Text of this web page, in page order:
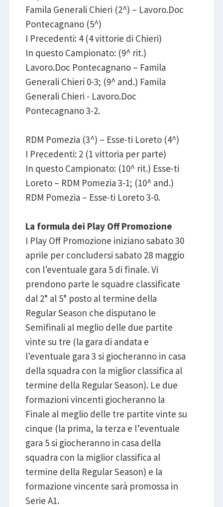
Famila Generali Chieri (2^) – Lavoro.Doc
Pontecagnano (5^)
I Precedenti: 4 (4 vittorie di Chieri)
In questo Campionato: (9^ rit.)
Lavoro.Doc Pontecagnano – Famila
Generali Chieri 0-3; (9^ and.) Famila
Generali Chieri - Lavoro.Doc
Pontecagnano 3-2.
RDM Pomezia (3^) – Esse-ti Loreto (4^)
I Precedenti: 2 (1 vittoria per parte)
In questo Campionato: (10^ rit.) Esse-ti
Loreto – RDM Pomezia 3-1; (10^ and.)
RDM Pomezia – Esse-ti Loreto 3-0.
La formula dei Play Off Promozione
I Play Off Promozione iniziano sabato 30
aprile per concludersi sabato 28 maggio
con l'eventuale gara 5 di finale. Vi
prendono parte le squadre classificate
dal 2° al 5° posto al termine della
Regular Season che disputano le
Semifinali al meglio delle due partite
vinte su tre (la gara di andata e
l'eventuale gara 3 si giocheranno in casa
della squadra con la miglior classifica al
termine della Regular Season). Le due
formazioni vincenti giocheranno la
Finale al meglio delle tre partite vinte su
cinque (la prima, la terza e l’eventuale
gara 5 si giocheranno in casa della
squadra con la miglior classifica al
termine della Regular Season) e la
formazione vincente sarà promossa in
Serie A1.